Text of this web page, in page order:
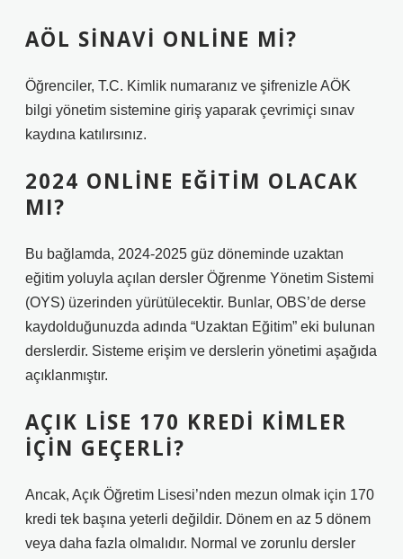
AÖL SINAVI ONLINE MI?
Öğrenciler, T.C. Kimlik numaranız ve şifrenizle AÖK
bilgi yönetim sistemine giriş yaparak çevrimiçi sınav
kaydına katılırsınız.
2024 ONLINE EĞITIM OLACAK
MI?
Bu bağlamda, 2024-2025 güz döneminde uzaktan
eğitim yoluyla açılan dersler Öğrenme Yönetim Sistemi
(OYS) üzerinden yürütülecektir. Bunlar, OBS’de derse
kaydolduğunuzda adında “Uzaktan Eğitim” eki bulunan
derslerdir. Sisteme erişim ve derslerin yönetimi aşağıda
açıklanmıştır.
AÇIK LISE 170 KREDI KIMLER
IÇIN GEÇERLI?
Ancak, Açık Öğretim Lisesi’nden mezun olmak için 170
kredi tek başına yeterli değildir. Dönem en az 5 dönem
veya daha fazla olmalıdır. Normal ve zorunlu dersler